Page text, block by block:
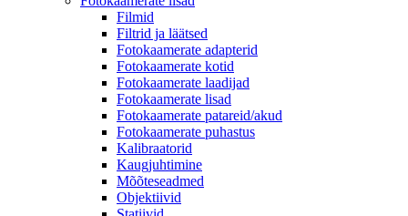
Filmid
Filtrid ja läätsed
Fotokaamerate adapterid
Fotokaamerate kotid
Fotokaamerate laadijad
Fotokaamerate lisad
Fotokaamerate patareid/akud
Fotokaamerate puhastus
Kalibraatorid
Kaugjuhtimine
Mõõteseadmed
Objektiivid